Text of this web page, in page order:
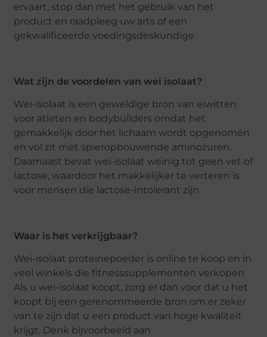
ervaart, stop dan met het gebruik van het
product en raadpleeg uw arts of een
gekwalificeerde voedingsdeskundige.
Wat zijn de voordelen van wei isolaat?
Wei-isolaat is een geweldige bron van eiwitten
voor atleten en bodybuilders omdat het
gemakkelijk door het lichaam wordt opgenomen
en vol zit met spieropbouwende aminozuren.
Daarnaast bevat wei-isolaat weinig tot geen vet of
lactose, waardoor het makkelijker te verteren is
voor mensen die lactose-intolerant zijn.
Waar is het verkrijgbaar?
Wei-isolaat proteïnepoeder is online te koop en in
veel winkels die fitnesssupplementen verkopen.
Als u wei-isolaat koopt, zorg er dan voor dat u het
koopt bij een gerenommeerde bron om er zeker
van te zijn dat u een product van hoge kwaliteit
krijgt. Denk bijvoorbeeld aan